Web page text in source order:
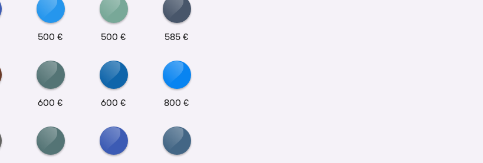
500 € 500 € 585 €
600 € 600 € 800 €